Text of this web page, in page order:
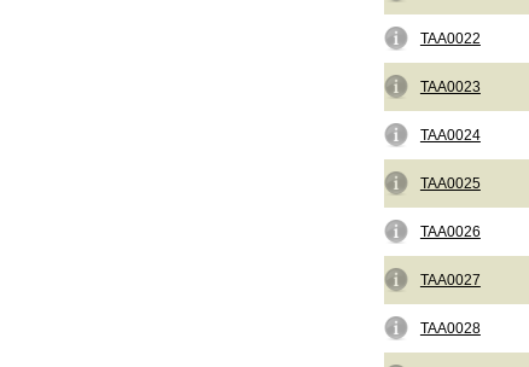
TAA0022
TAA0023
TAA0024
TAA0025
TAA0026
TAA0027
TAA0028